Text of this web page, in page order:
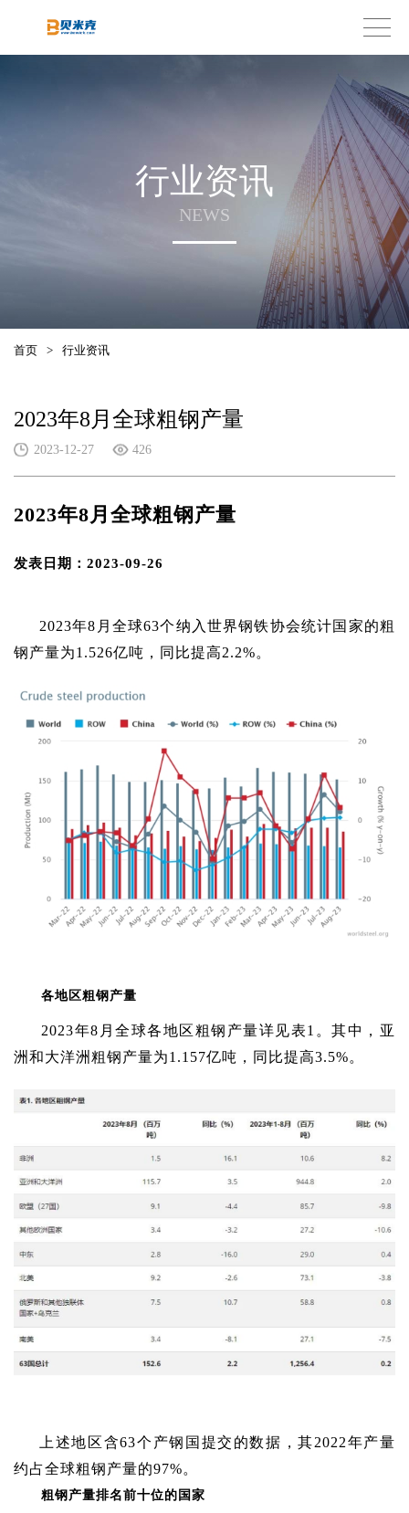
行业资讯
NEWS
首页 > 行业资讯
2023年8月全球粗钢产量
2023-12-27 426
2023年8月全球粗钢产量
发表日期： 2023-09-26
2023年8月全球63个纳入世界钢铁协会统计国家的粗
钢产量为1.526亿吨，同比提高2.2%。
各地区粗钢产量
2023年8月全球各地区粗钢产量详见表1。其中，亚
洲和大洋洲粗钢产量为1.157亿吨，同比提高3.5%。
上述地区含63个产钢国提交的数据，其2022年产量
约占全球粗钢产量的97%。
粗钢产量排名前十位的国家